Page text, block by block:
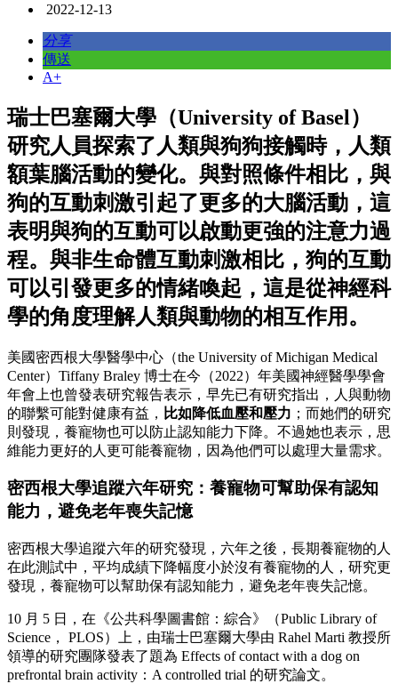
2022-12-13
分享
傳送
A+
瑞士巴塞爾大學（University of Basel）
研究人員探索了人類與狗狗接觸時，人類
額葉腦活動的變化。與對照條件相比，與
狗的互動刺激引起了更多的大腦活動，這
表明與狗的互動可以啟動更強的注意力過
程。與非生命體互動刺激相比，狗的互動
可以引發更多的情緒喚起，這是從神經科
學的角度理解人類與動物的相互作用。
美國密西根大學醫學中心（the University of Michigan Medical
Center）Tiffany Braley 博士在今（2022）年美國神經醫學學會
年會上也曾發表研究報告表示，早先已有研究指出，人與動物
的聯繫可能對健康有益， 比如降低血壓和壓力 ；而她們的研究
則發現，養寵物也可以防止認知能力下降。不過她也表示，思
維能力更好的人更可能養寵物，因為他們可以處理大量需求。
密西根大學追蹤六年研究：養寵物可幫助保有認知
能力，避免老年喪失記憶
密西根大學追蹤六年的研究發現，六年之後，長期養寵物的人
在此測試中，平均成績下降幅度小於沒有養寵物的人，研究更
發現，養寵物可以幫助保有認知能力，避免老年喪失記憶。
10 月 5 日，在《公共科學圖書館：綜合》（Public Library of
Science， PLOS）上，由瑞士巴塞爾大學由 Rahel Marti 教授所
領導的研究團隊發表了題為 Effects of contact with a dog on
prefrontal brain activity：A controlled trial 的研究論文。